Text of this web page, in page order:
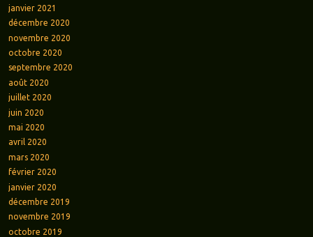
janvier 2021
décembre 2020
novembre 2020
octobre 2020
septembre 2020
août 2020
juillet 2020
juin 2020
mai 2020
avril 2020
mars 2020
février 2020
janvier 2020
décembre 2019
novembre 2019
octobre 2019